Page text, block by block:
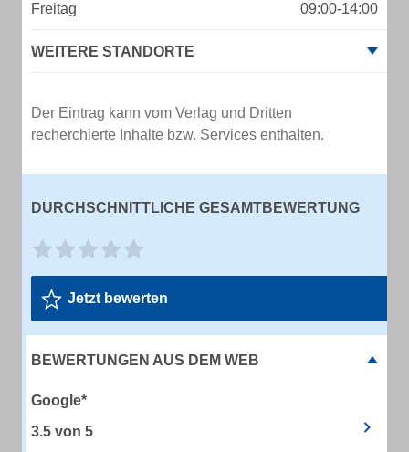
Freitag 09:00-14:00
WEITERE STANDORTE
Der Eintrag kann vom Verlag und Dritten
recherchierte Inhalte bzw. Services enthalten.
DURCHSCHNITTLICHE GESAMTBEWERTUNG
Jetzt bewerten
BEWERTUNGEN AUS DEM WEB
Google*
3.5 von 5